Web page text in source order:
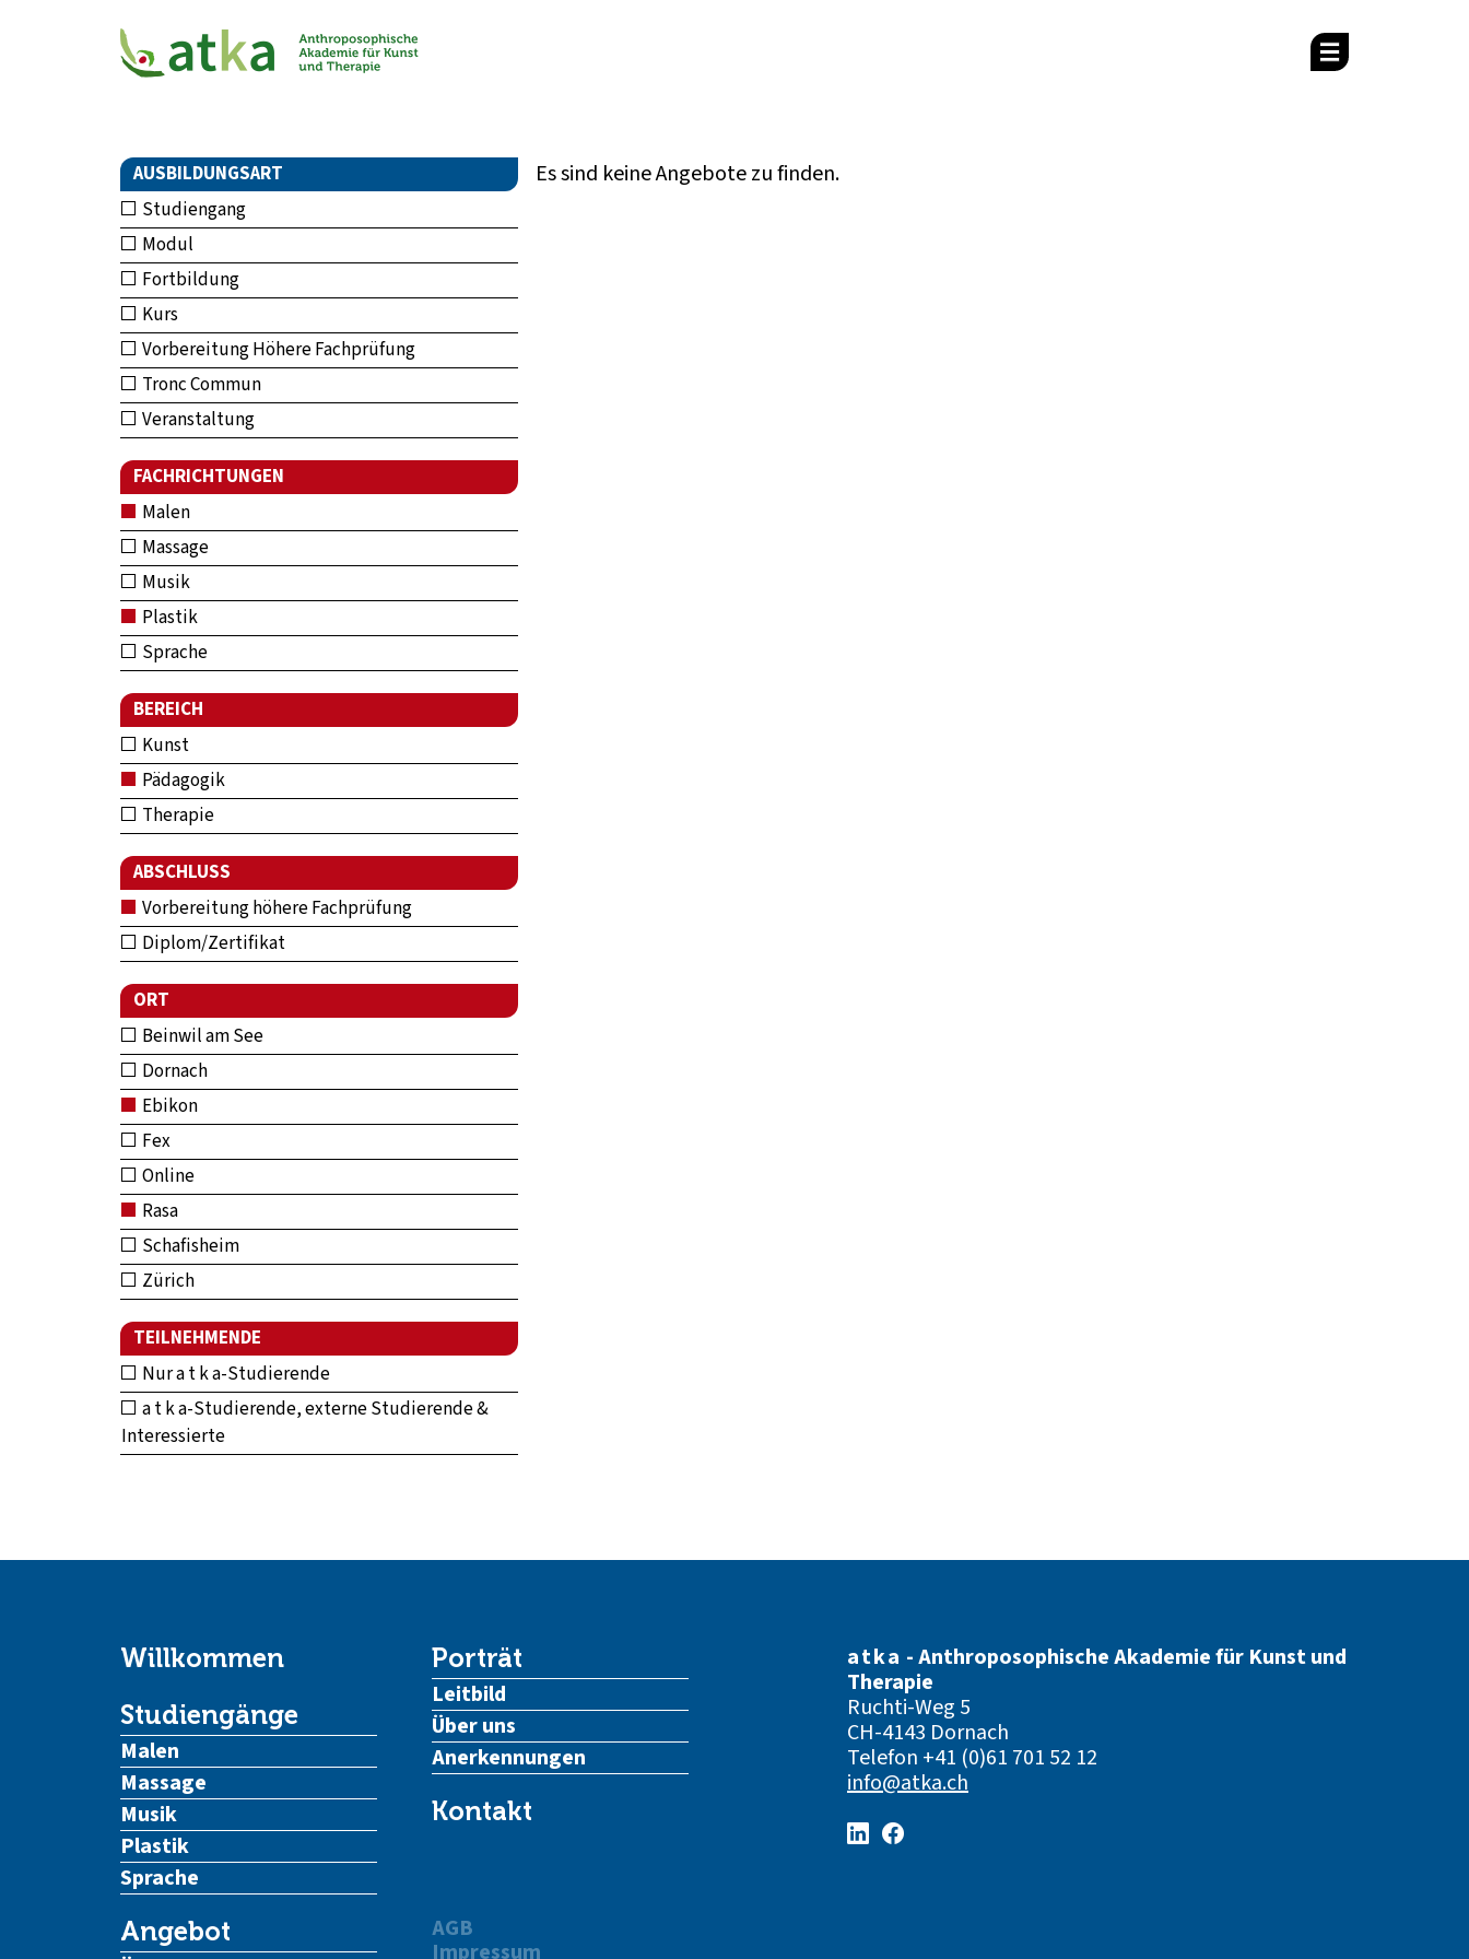
AUSBILDUNGSART
Studiengang
Modul
Fortbildung
Kurs
Vorbereitung Höhere Fachprüfung
Tronc Commun
Veranstaltung
FACHRICHTUNGEN
Malen
Massage
Musik
Plastik
Sprache
BEREICH
Kunst
Pädagogik
Therapie
ABSCHLUSS
Vorbereitung höhere Fachprüfung
Diplom/Zertifikat
ORT
Beinwil am See
Dornach
Ebikon
Fex
Online
Rasa
Schafisheim
Zürich
TEILNEHMENDE
Nur a t k a-Studierende
a t k a-Studierende, externe Studierende &
Interessierte
Es sind keine Angebote zu finden.
Willkommen
Studiengänge
Malen
Massage
Musik
Plastik
Sprache
Angebot
Porträt
Leitbild
Über uns
Anerkennungen
Kontakt
AGB
Impressum
atka - Anthroposophische Akademie für Kunst und
Therapie
Ruchti-Weg 5
CH-4143 Dornach
Telefon +41 (0)61 701 52 12
info@atka.ch